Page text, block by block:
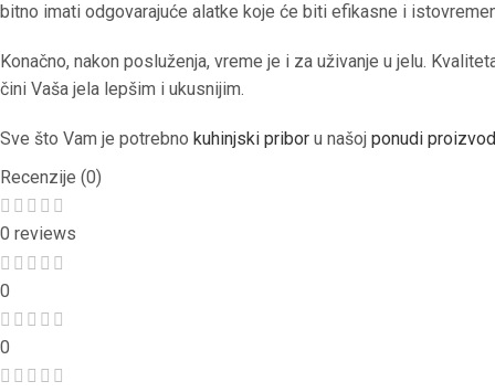
bitno imati odgovarajuće alatke koje će biti efikasne i
Konačno, nakon posluženja, vreme je i za uživanje u jelu.
čini Vaša jela lepšim i ukusnijim.
Sve što Vam je potrebno kuhinjski pribor u našoj ponudi
Recenzije (0)
0 reviews
0
0